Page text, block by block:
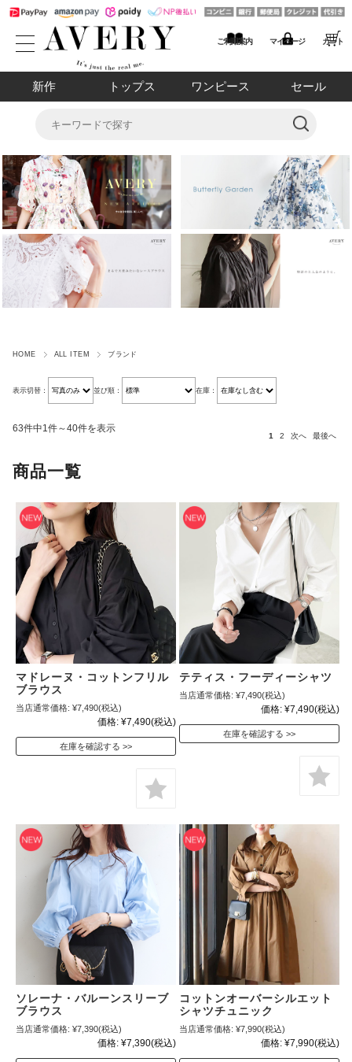
ご利用案内 マイページ カート
新作 トップス ワンピース セール
HOME ALL ITEM ブランド
表示切替： 並び順： 在庫：
63件中1件～40件を表示
1 2 次へ 最後へ
商品一覧
マドレーヌ・コットンフリル
ブラウス
当店通常価格: ¥7,490(税込)
価格: ¥7,490(税込)
在庫を確認する
テティス・フーディーシャツ
当店通常価格: ¥7,490(税込)
価格: ¥7,490(税込)
在庫を確認する
ソレーナ・バルーンスリーブ
ブラウス
当店通常価格: ¥7,390(税込)
価格: ¥7,390(税込)
コットンオーバーシルエット
シャツチュニック
当店通常価格: ¥7,990(税込)
価格: ¥7,990(税込)